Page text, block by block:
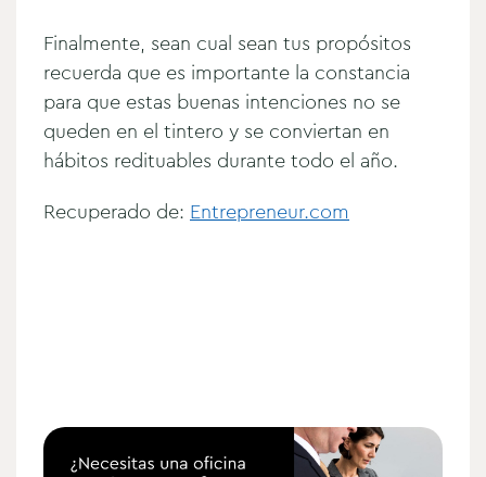
Finalmente, sean cual sean tus propósitos
recuerda que es importante la constancia
para que estas buenas intenciones no se
queden en el tintero y se conviertan en
hábitos redituables durante todo el año.
Recuperado de: Entrepreneur.com